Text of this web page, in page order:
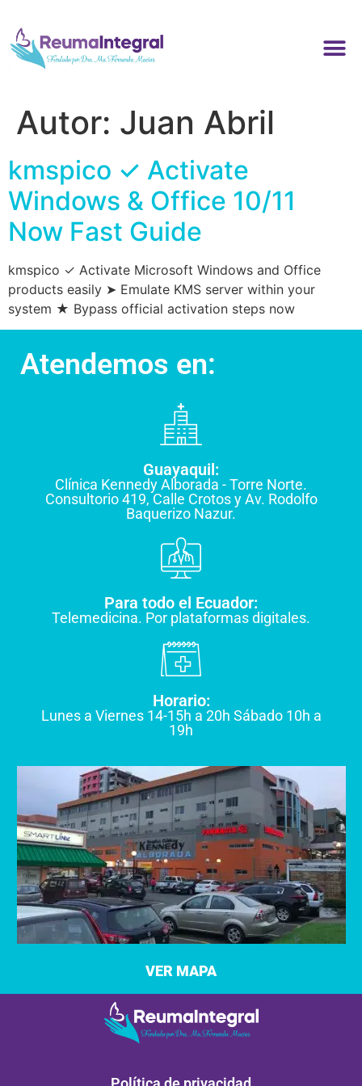
Autor: Juan Abril
kmspico ✓ Activate
Windows & Office 10/11
Now Fast Guide
kmspico ✓ Activate Microsoft Windows and Office
products easily ➤ Emulate KMS server within your
system ★ Bypass official activation steps now
Atendemos en:
Guayaquil:
Clínica Kennedy Alborada - Torre Norte.
Consultorio 419, Calle Crotos y Av. Rodolfo
Baquerizo Nazur.
Para todo el Ecuador:
Telemedicina. Por plataformas digitales.
Horario:
Lunes a Viernes 14-15h a 20h Sábado 10h a
19h
VER MAPA